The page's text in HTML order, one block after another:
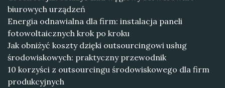
biurowych urządzeń
Energia odnawialna dla firm: instalacja paneli
fotowoltaicznych krok po kroku
Jak obniżyć koszty dzięki outsourcingowi usług
środowiskowych: praktyczny przewodnik
10 korzyści z outsourcingu środowiskowego dla firm
produkcyjnych